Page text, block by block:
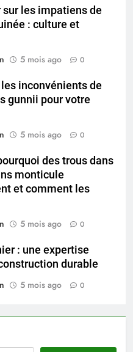
sur les impatiens de
: culture et
5 mois ago 0
inconvénients de
gunnii pour votre
5 mois ago 0
des trous dans
monticule
et comment les
5 mois ago 0
: une expertise
durable
5 mois ago 0